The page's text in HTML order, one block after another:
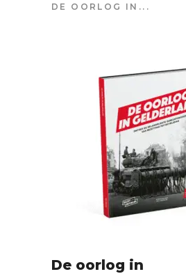
DE OORLOG IN...
De oorlog in